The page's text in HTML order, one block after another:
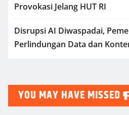
Provokasi Jelang HUT RI
Disrupsi AI Diwaspadai,
Perlindungan Data dan
YOU MAY HAVE MISSED